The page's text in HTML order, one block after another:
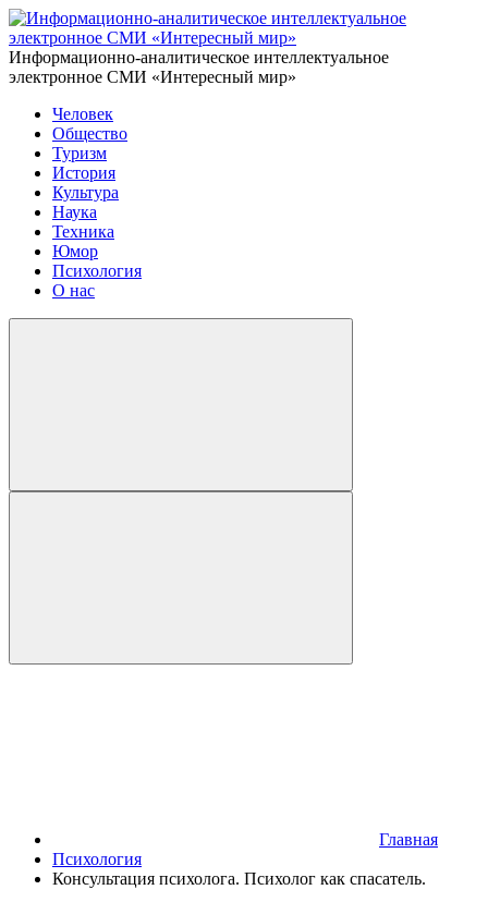
Информационно-аналитическое интеллектуальное
электронное СМИ «Интересный мир»
Человек
Общество
Туризм
История
Культура
Наука
Техника
Юмор
Психология
О нас
Главная
Психология
Консультация психолога. Психолог как спасатель.